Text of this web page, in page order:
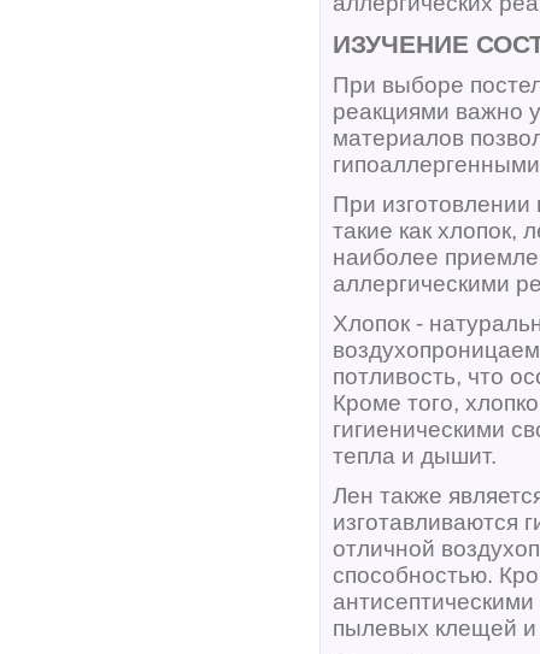
ИЗУЧЕНИЕ
При выборе
реакциями важно
материалов
При
такие как хлопок,
наиболее
аллергическими
Хлопок -
потливость, что
Кроме того,
гигиеническими
тепла и дышит.
Лен также
изготавливаются
отличной
способностью.
пылевых клещей и